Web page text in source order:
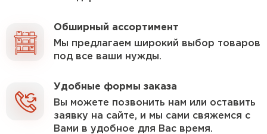
Обширный ассортимент
Мы предлагаем широкий выбор товаров
под все ваши нужды.
Удобные формы заказа
Вы можете позвонить нам или оставить
заявку на сайте, и мы сами свяжемся с
Вами в удобное для Вас время.
ПЕРЕЙТИ
Утеплитель Эковер
ПЕРЕЙТИ
Утеплитель Белтеп
Утеплитель Термит